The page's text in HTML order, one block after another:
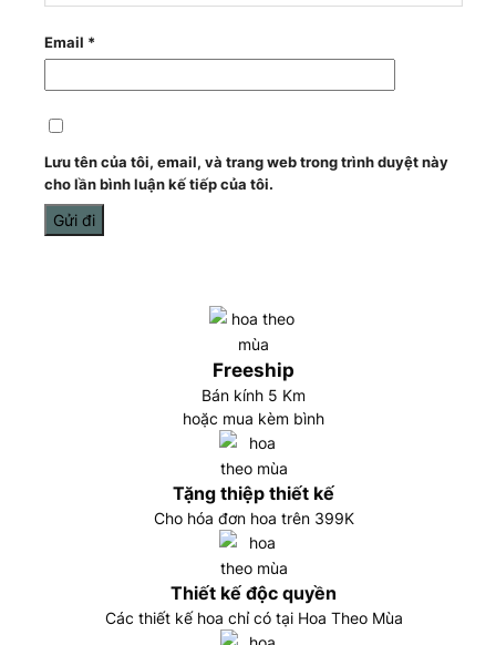
Email *
Lưu tên của tôi, email, và trang web trong trình duyệt này
cho lần bình luận kế tiếp của tôi.
Freeship
Bán kính 5 Km
hoặc mua kèm bình
Tặng thiệp thiết kế
Cho hóa đơn hoa trên 399K
Thiết kế độc quyền
Các thiết kế hoa chỉ có tại Hoa Theo Mùa